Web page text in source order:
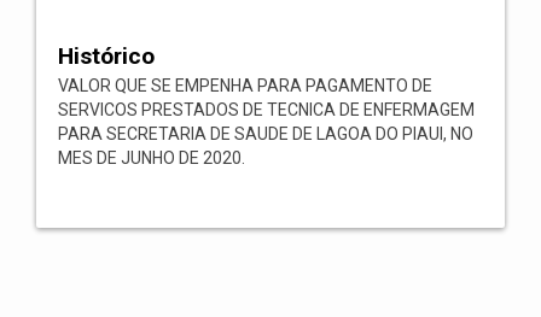
Histórico
VALOR QUE SE EMPENHA PARA PAGAMENTO DE
SERVICOS PRESTADOS DE TECNICA DE ENFERMAGEM
PARA SECRETARIA DE SAUDE DE LAGOA DO PIAUI, NO
MES DE JUNHO DE 2020.